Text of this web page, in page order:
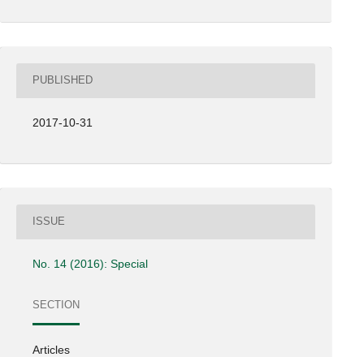
PUBLISHED
2017-10-31
ISSUE
No. 14 (2016): Special
SECTION
Articles